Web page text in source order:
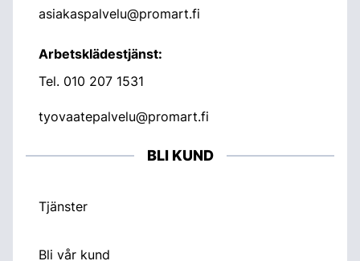
asiakaspalvelu@promart.fi
Arbetsklädestjänst:
Tel. 010 207 1531
tyovaatepalvelu@promart.fi
BLI KUND
Tjänster
Bli vår kund